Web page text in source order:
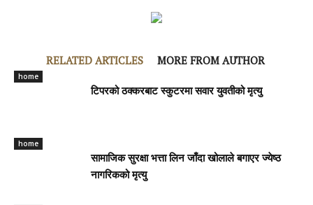
RELATED ARTICLES MORE FROM AUTHOR
home
टिपरको ठक्करबाट स्कुटरमा सवार युवतीको मृत्यु
home
सामाजिक सुरक्षा भत्ता लिन जाँदा खोलाले बगाएर ज्येष्ठ
नागरिकको मृत्यु